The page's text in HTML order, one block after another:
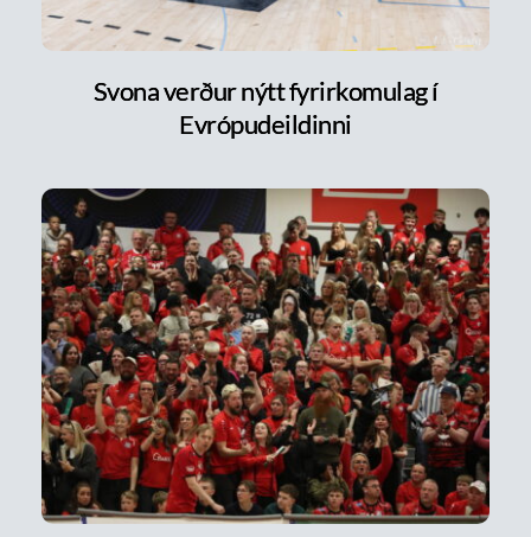
Svona verður nýtt fyrirkomulag í
Evrópudeildinni